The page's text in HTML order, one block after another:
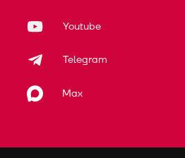
Youtube
Telegram
Max